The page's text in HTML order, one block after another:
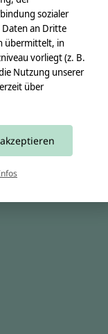
sozialer
Daten an Dritte
übermittelt, in
vorliegt (z. B.
Nutzung unserer
über